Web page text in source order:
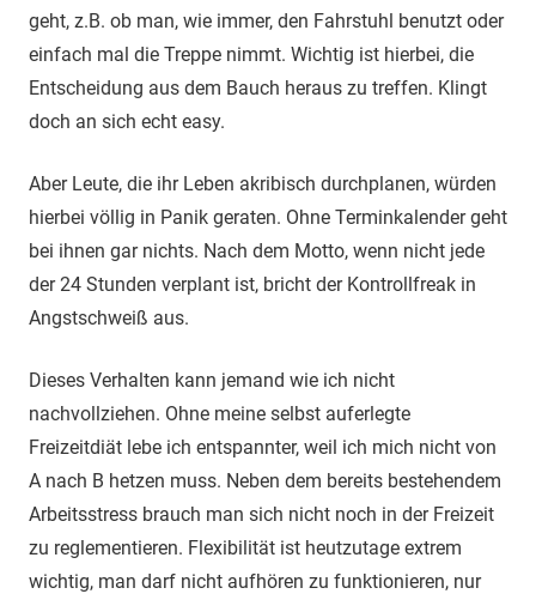
geht, z.B. ob man, wie immer, den Fahrstuhl benutzt oder
einfach mal die Treppe nimmt. Wichtig ist hierbei, die
Entscheidung aus dem Bauch heraus zu treffen. Klingt
doch an sich echt easy.
Aber Leute, die ihr Leben akribisch durchplanen, würden
hierbei völlig in Panik geraten. Ohne Terminkalender geht
bei ihnen gar nichts. Nach dem Motto, wenn nicht jede
der 24 Stunden verplant ist, bricht der Kontrollfreak in
Angstschweiß aus.
Dieses Verhalten kann jemand wie ich nicht
nachvollziehen. Ohne meine selbst auferlegte
Freizeitdiät lebe ich entspannter, weil ich mich nicht von
A nach B hetzen muss. Neben dem bereits bestehendem
Arbeitsstress brauch man sich nicht noch in der Freizeit
zu reglementieren. Flexibilität ist heutzutage extrem
wichtig, man darf nicht aufhören zu funktionieren, nur